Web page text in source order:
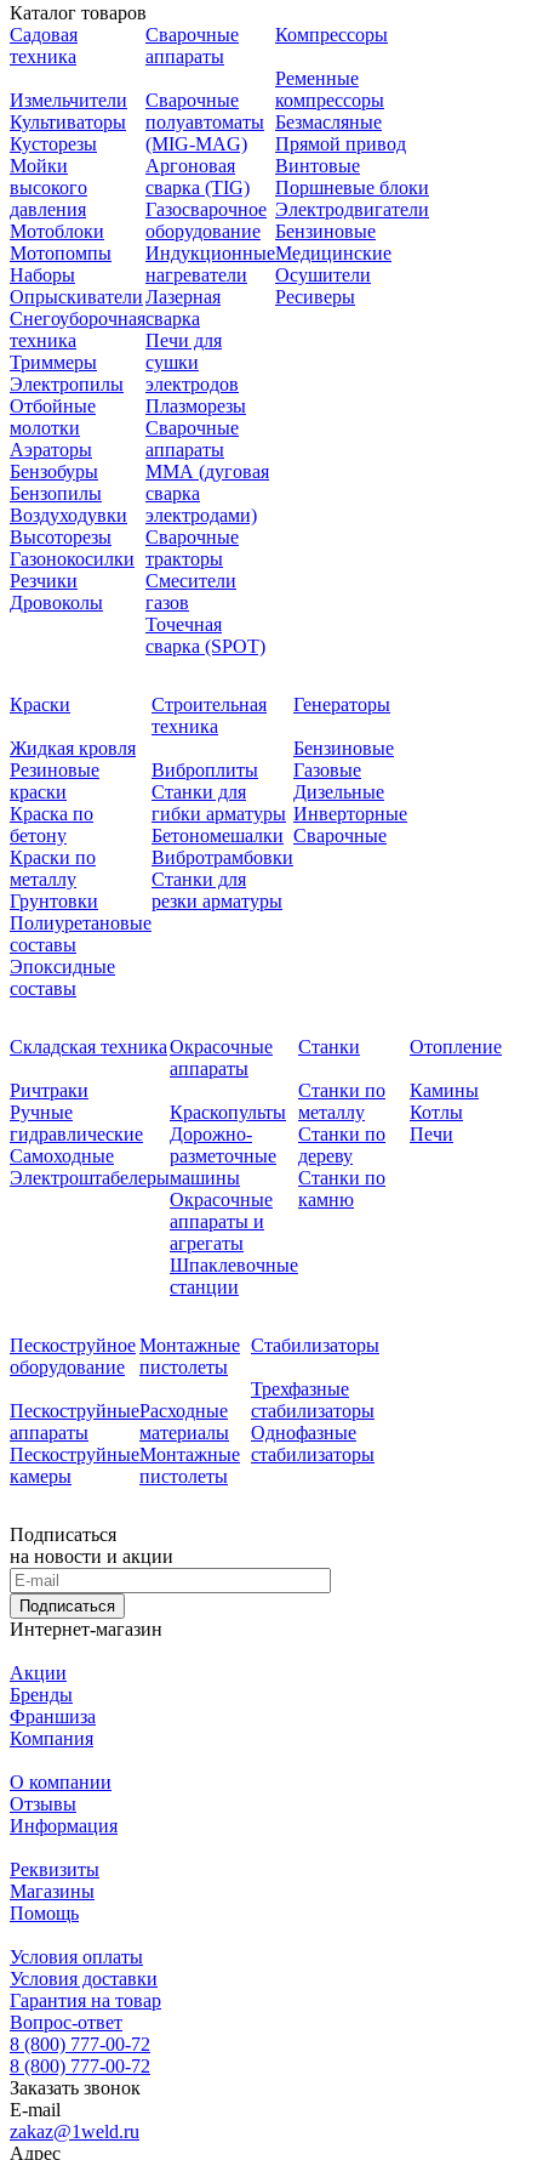
Каталог товаров
Садовая
техника
Измельчители
Культиваторы
Кусторезы
Мойки
высокого
давления
Мотоблоки
Мотопомпы
Наборы
Опрыскиватели
Снегоуборочная
техника
Триммеры
Электропилы
Отбойные
молотки
Аэраторы
Бензобуры
Бензопилы
Воздуходувки
Высоторезы
Газонокосилки
Резчики
Дровоколы
Сварочные
аппараты
Сварочные
полуавтоматы
(MIG-MAG)
Аргоновая
сварка (TIG)
Газосварочное
оборудование
Индукционные
нагреватели
Лазерная
сварка
Печи для
сушки
электродов
Плазморезы
Сварочные
аппараты
ММА (дуговая
сварка
электродами)
Сварочные
тракторы
Смесители
газов
Точечная
сварка (SPOT)
Компрессоры
Ременные
компрессоры
Безмасляные
Прямой привод
Винтовые
Поршневые блоки
Электродвигатели
Бензиновые
Медицинские
Осушители
Ресиверы
Краски
Жидкая кровля
Резиновые
краски
Краска по
бетону
Краски по
металлу
Грунтовки
Полиуретановые
составы
Эпоксидные
составы
Строительная
техника
Виброплиты
Станки для
гибки арматуры
Бетономешалки
Вибротрамбовки
Станки для
резки арматуры
Генераторы
Бензиновые
Газовые
Дизельные
Инверторные
Сварочные
Складская техника
Ричтраки
Ручные
гидравлические
Самоходные
Электроштабелеры
Окрасочные
аппараты
Краскопульты
Дорожно-
разметочные
машины
Окрасочные
аппараты и
агрегаты
Шпаклевочные
станции
Станки
Станки по
металлу
Станки по
дереву
Станки по
камню
Отопление
Камины
Котлы
Печи
Пескоструйное
оборудование
Пескоструйные
аппараты
Пескоструйные
камеры
Монтажные
пистолеты
Расходные
материалы
Монтажные
пистолеты
Стабилизаторы
Трехфазные
стабилизаторы
Однофазные
стабилизаторы
Подписаться
на новости и акции
Подписаться
Интернет-магазин
Акции
Бренды
Франшиза
Компания
О компании
Отзывы
Информация
Реквизиты
Магазины
Помощь
Условия оплаты
Условия доставки
Гарантия на товар
Вопрос-ответ
8 (800) 777-00-72
8 (800) 777-00-72
Заказать звонок
E-mail
zakaz@1weld.ru
Адрес